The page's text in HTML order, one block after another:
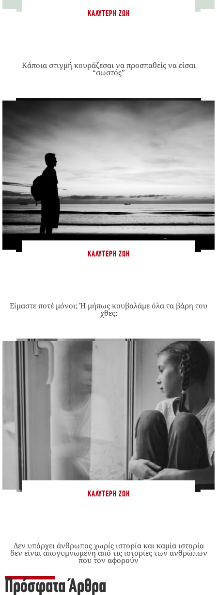
ΚΑΛΎΤΕΡΗ ΖΩΉ
Κάποια στιγμή κουράζεσαι να προσπαθείς να είσαι
“σωστός”
ΚΑΛΎΤΕΡΗ ΖΩΉ
Είμαστε ποτέ μόνοι; Ή μήπως κουβαλάμε όλα τα βάρη του
χθες;
ΚΑΛΎΤΕΡΗ ΖΩΉ
Δεν υπάρχει άνθρωπος χωρίς ιστορία και καμία ιστορία
δεν είναι απογυμνωμένη από τις ιστορίες των ανθρώπων
που τον αφορούν
Πρόσφατα Άρθρα